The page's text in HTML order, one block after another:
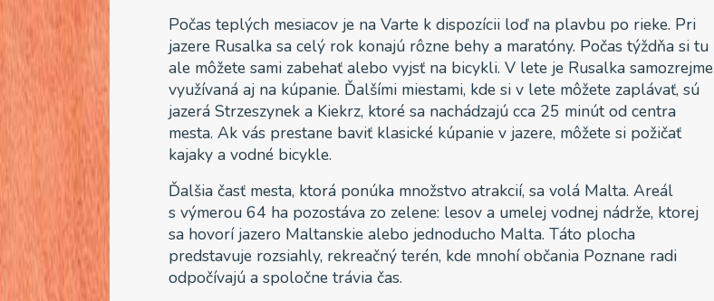
Počas teplých mesiacov je na Varte k dispozícii loď na plavbu po rieke. Pri
jazere Rusalka sa celý rok konajú rôzne behy a maratóny. Počas týždňa si tu
ale môžete sami zabehať alebo vyjsť na bicykli. V lete je Rusalka samozrejme
využívaná aj na kúpanie. Ďalšími miestami, kde si v lete môžete zaplávať, sú
jazerá Strzeszynek a Kiekrz, ktoré sa nachádzajú cca 25 minút od centra
mesta. Ak vás prestane baviť klasické kúpanie v jazere, môžete si požičať
kajaky a vodné bicykle.
Ďalšia časť mesta, ktorá ponúka množstvo atrakcií, sa volá Malta. Areál
s výmerou 64 ha pozostáva zo zelene: lesov a umelej vodnej nádrže, ktorej
sa hovorí jazero Maltanskie alebo jednoducho Malta. Táto plocha
predstavuje rozsiahly, rekreačný terén, kde mnohí občania Poznane radi
odpočívajú a spoločne trávia čas.